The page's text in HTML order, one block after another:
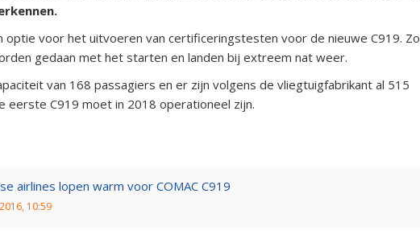
optie voor het uitvoeren van certificeringstesten voor de nieuwe C919. Zo
gedaan met het starten en landen bij extreem nat weer.
van 168 passagiers en er zijn volgens de vliegtuigfabrikant al 515
eerste C919 moet in 2018 operationeel zijn.
airlines lopen warm voor COMAC C919
10:59